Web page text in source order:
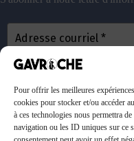
Pour offrir les meilleures
cookies pour stocker et/ou accéder
à ces technologies nous permettra
navigation ou les ID uniques sur ce
emails. Vous pouvez
moment. Consulteznotre
pour plus d’informations.